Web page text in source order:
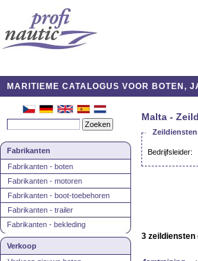
MARITIEME CATALOGUS VOOR BOTEN,
Fabrikanten
Fabrikanten - boten
Fabrikanten - motoren
Fabrikanten - boot-toebehoren
Fabrikanten - trailer
Fabrikanten - bekleding
Verkoop
Malta -
Bedrijfsleider:
3 zeildiensten